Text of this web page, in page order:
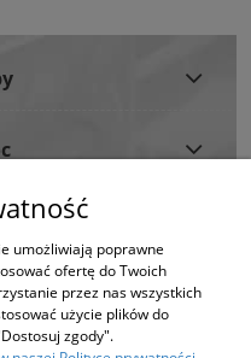
usług i zgodnie z Polityką
umożliwiają poprawne
ofertę do Twoich
przez nas wszystkich
użycie plików do
zgody".